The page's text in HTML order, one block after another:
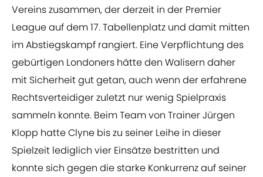
Vereins zusammen, der derzeit in der Premier
League auf dem 17. Tabellenplatz und damit mitten
im Abstiegskampf rangiert. Eine Verpflichtung des
gebürtigen Londoners hätte den Walisern daher
mit Sicherheit gut getan, auch wenn der erfahrene
Rechtsverteidiger zuletzt nur wenig Spielpraxis
sammeln konnte. Beim Team von Trainer Jürgen
Klopp hatte Clyne bis zu seiner Leihe in dieser
Spielzeit lediglich vier Einsätze bestritten und
konnte sich gegen die starke Konkurrenz auf seiner